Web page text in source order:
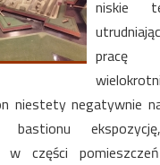
niskie
pracę
niestety negatywnie
w części